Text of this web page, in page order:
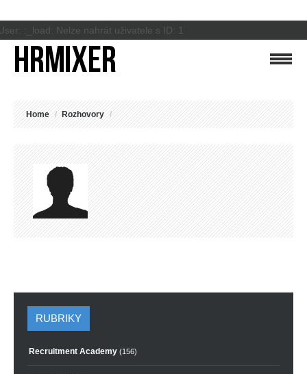
:_load: Nelze nahrát uživatele s ID: 1
Home / Rozhovory /
RUBRIKY
Recruitment Academy (156)